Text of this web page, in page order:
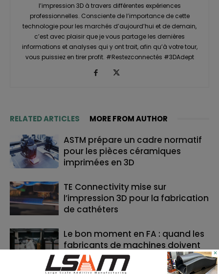
l’impression 3D à travers différentes expériences
professionnelles. Consciente de l’importance de cette
technologie pour les marchés d’aujourd’hui et de demain,
c’est avec plaisir que je vous partage les dernières
informations et analyses qui y ont trait, afin qu’à votre tour,
vous puissiez en tirer profit. #Restezconnectés #3DAdept
RELATED ARTICLES MORE FROM AUTHOR
ASTM prépare un cadre normatif
pour les pièces céramiques
imprimées en 3D
TE Connectivity mise sur
l’impression 3D pour la fabrication
de cathéters
Le bon moment en FA : quand les
fabricants de machines doivent
lancer, et quand les utilisateurs
doivent investir
×